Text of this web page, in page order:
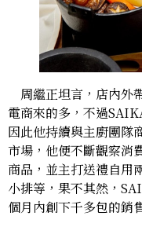
周繼正坦言，店內外
電商來的多，不過
因此他持續與主廚團隊
市場，他便不斷觀察消
商品，並主打送禮自用
小排等，果不其然，
個月內創下千多包的銷